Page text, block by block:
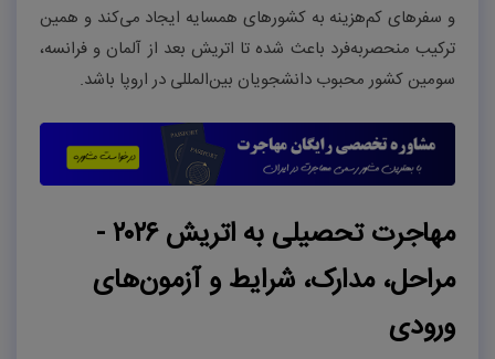
و سفرهای کم‌هزینه به کشورهای همسایه ایجاد می‌کند و همین
ترکیب منحصربه‌فرد باعث شده تا اتریش بعد از آلمان و فرانسه،
سومین کشور محبوب دانشجویان بین‌المللی در اروپا باشد.
مهاجرت تحصیلی به اتریش ۲۰۲۶ -
مراحل، مدارک، شرایط و آزمون‌های
ورودی